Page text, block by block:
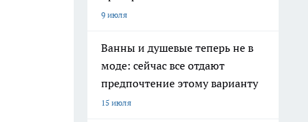
9 июля
Ванны и душевые теперь не в
моде: сейчас все отдают
предпочтение этому варианту
15 июля